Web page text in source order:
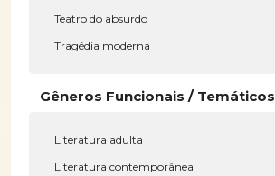
Teatro do absurdo
Tragédia moderna
Gêneros Funcionais / Temáticos
Literatura adulta
Literatura contemporânea